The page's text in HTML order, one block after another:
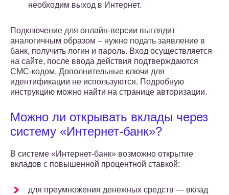
необходим выход в Интернет.
Подключение для онлайн-версии выглядит
аналогичным образом – нужно подать заявление в
банк, получить логин и пароль. Вход осуществляется
на сайте, после ввода действия подтверждаются
СМС-кодом. Дополнительные ключи для
идентификации не используются. Подробную
инструкцию можно найти на странице авторизации.
Можно ли открывать вклады через
систему «Интернет-банк»?
В системе «Интернет-банк» возможно открытие
вкладов с повышенной процентной ставкой:
для преумножения денежных средств — вклад